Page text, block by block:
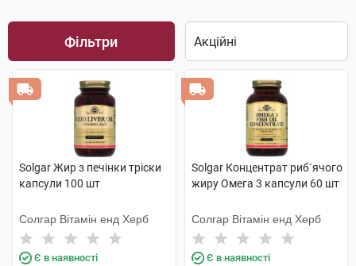
Фільтри
Solgar Жир з печінки тріски
капсули 100 шт
Солгар Вітамін енд Херб
Є в наявності
Solgar Концентрат риб`ячого
жиру Омега 3 капсули 60 шт
Солгар Вітамін енд Херб
Є в наявності